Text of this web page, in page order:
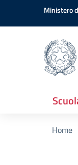
Vai ai contenuti
Vai al menu diMinistero
Home